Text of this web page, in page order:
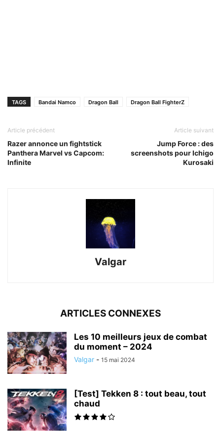
TAGS Bandai Namco Dragon Ball Dragon Ball FighterZ
Article précédent
Razer annonce un fightstick
Panthera Marvel vs Capcom:
Infinite
Article suivant
Jump Force : des
screenshots pour Ichigo
Kurosaki
Valgar
ARTICLES CONNEXES
Les 10 meilleurs jeux de combat
du moment – 2024
Valgar - 15 mai 2024
[Test] Tekken 8 : tout beau, tout
chaud